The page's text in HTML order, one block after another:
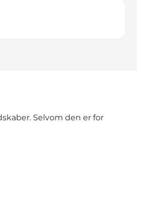
Selvom den er for